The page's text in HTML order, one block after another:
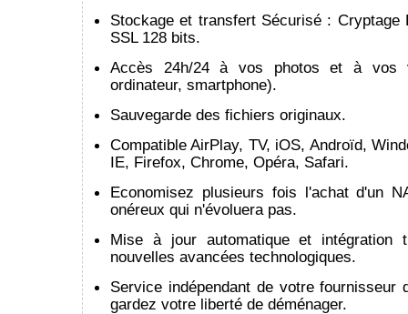
Stockage et transfert Sécurisé : Cryptage
SSL 128 bits.
Accès 24h/24 à vos photos et à vos
ordinateur, smartphone).
Sauvegarde des fichiers originaux.
Compatible AirPlay, TV, iOS, Androïd,
IE, Firefox, Chrome, Opéra, Safari.
Economisez plusieurs fois l'achat d'un
onéreux qui n'évoluera pas.
Mise à jour automatique et intégration
nouvelles avancées technologiques.
Service indépendant de votre fournisseur
gardez votre liberté de déménager.